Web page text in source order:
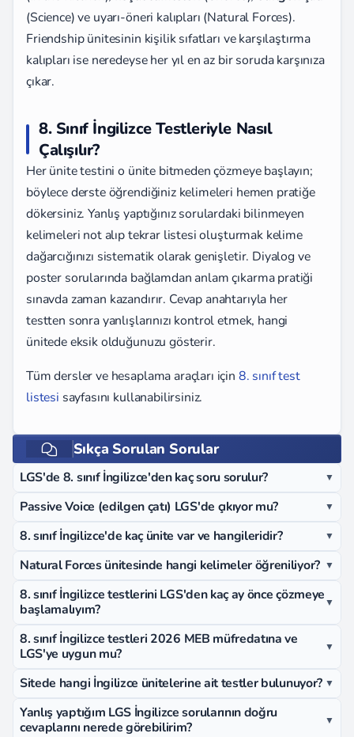
(Science) ve uyarı-öneri kalıpları (Natural Forces).
Friendship ünitesinin kişilik sıfatları ve karşılaştırma
kalıpları ise neredeyse her yıl en az bir soruda karşınıza
çıkar.
8. Sınıf İngilizce Testleriyle Nasıl
Çalışılır?
Her ünite testini o ünite bitmeden çözmeye başlayın;
böylece derste öğrendiğiniz kelimeleri hemen pratiğe
dökersiniz. Yanlış yaptığınız sorulardaki bilinmeyen
kelimeleri not alıp tekrar listesi oluşturmak kelime
dağarcığınızı sistematik olarak genişletir. Diyalog ve
poster sorularında bağlamdan anlam çıkarma pratiği
sınavda zaman kazandırır. Cevap anahtarıyla her
testten sonra yanlışlarınızı kontrol etmek, hangi
ünitede eksik olduğunuzu gösterir.
Tüm dersler ve hesaplama araçları için 8. sınıf test
listesi sayfasını kullanabilirsiniz.
Sıkça Sorulan Sorular
LGS'de 8. sınıf İngilizce'den kaç soru sorulur? ▼
Passive Voice (edilgen çatı) LGS'de çıkıyor mu? ▼
8. sınıf İngilizce'de kaç ünite var ve hangileridir? ▼
Natural Forces ünitesinde hangi kelimeler öğreniliyor? ▼
8. sınıf İngilizce testlerini LGS'den kaç ay önce çözmeye
başlamalıyım?
▼
8. sınıf İngilizce testleri 2026 MEB müfredatına ve
LGS'ye uygun mu?
▼
Sitede hangi İngilizce ünitelerine ait testler bulunuyor? ▼
Yanlış yaptığım LGS İngilizce sorularının doğru
cevaplarını nerede görebilirim?
▼